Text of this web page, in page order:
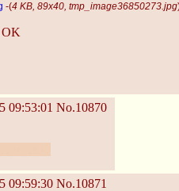
-(4 KB, 89x40, tmp_image36850273.jpg
OK
09:53:01 No.10870
09:59:30 No.10871